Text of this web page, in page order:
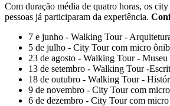
Com duração média de quatro horas, os
pessoas já participaram da experiência.
7 e junho - Walking Tour -
5 de julho - City Tour com micro
23 de agosto - Walking Tour -
13 de setembro - Walking Tour -
18 de outubro - Walking Tour -
9 de novembro - City Tour com
6 de dezembro - City Tour com